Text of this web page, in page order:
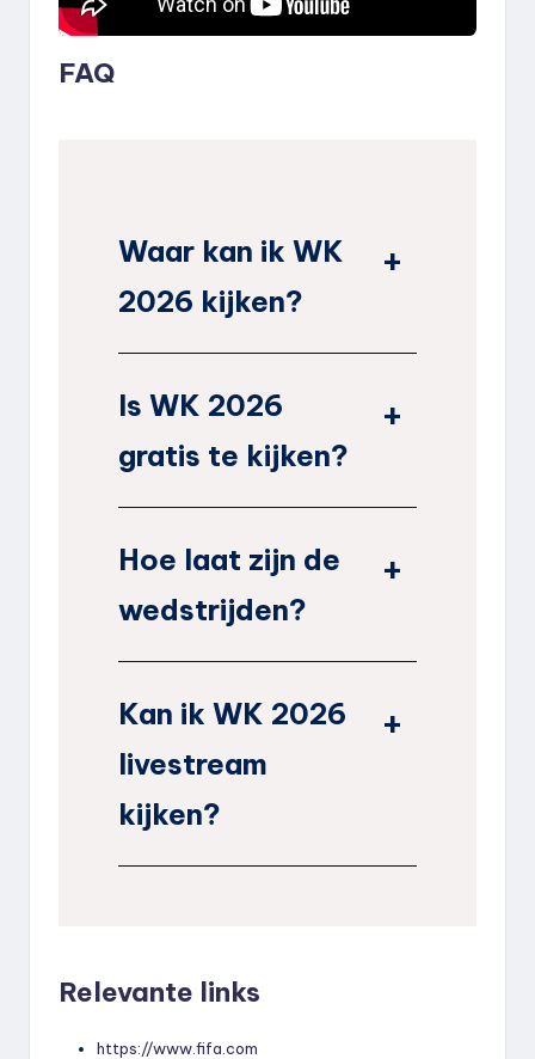
FAQ
Waar kan ik WK
2026 kijken?
Is WK 2026
gratis te kijken?
Hoe laat zijn de
wedstrijden?
Kan ik WK 2026
livestream
kijken?
Relevante links
https://www.fifa.com